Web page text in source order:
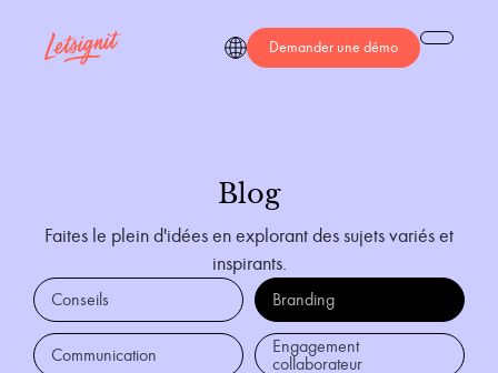
Demander une démo
Blog
Faites le plein d'idées en explorant des sujets variés et
inspirants.
Conseils Branding
Communication
Engagement
collaborateur